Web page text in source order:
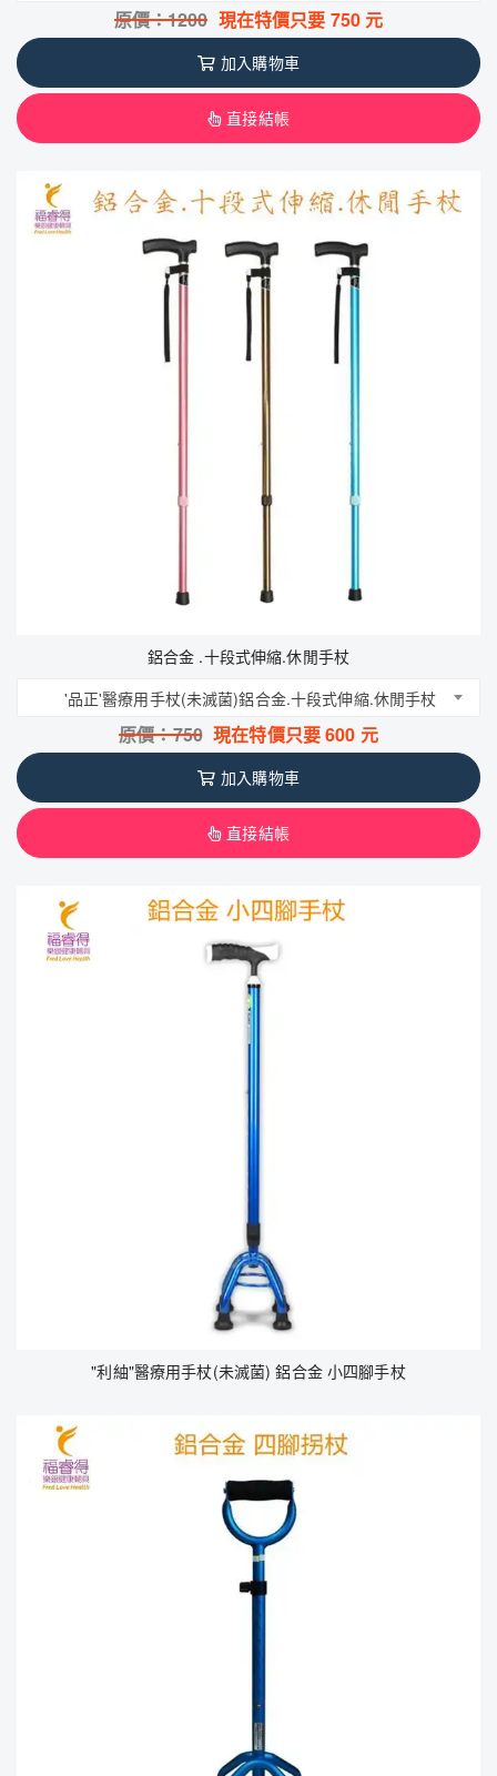
原價：1200 現在特價只要 750 元
加入購物車
直接結帳
鋁合金 .十段式伸縮.休閒手杖
'品正'醫療用手杖(未滅菌)鋁合金.十段式伸縮.休閒手杖
原價：750 現在特價只要600 元
加入購物車
直接結帳
"利紬"醫療用手杖(未滅菌) 鋁合金 小四腳手杖